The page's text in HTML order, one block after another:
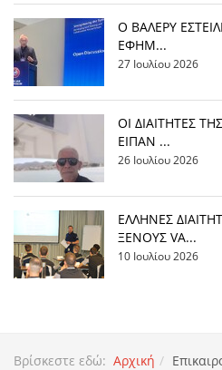
Ο ΒΑΛΕΡΥ
ΕΦΗΜ...
27 Ιουλίου 2026
ΟΙ ΔΙΑΙΤΗΤΕΣ
ΕΙΠΑΝ ...
26 Ιουλίου 2026
EΛΛΗΝΕΣ
ΞΕΝΟΥΣ VA...
10 Ιουλίου 2026
Βρίσκεστε εδώ: Αρχική